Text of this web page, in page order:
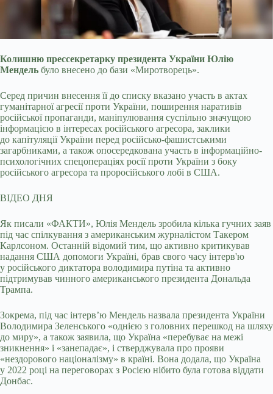
Колишню прессекретарку президента України Юлію
Мендель було внесено до бази «Миротворець».
Серед причин внесення її до списку вказано участь в актах
гуманітарної агресії проти України, поширення наративів
російської пропаганди, маніпулювання суспільно значущою
інформацією в інтересах російського агресора, заклики
до капітуляції України перед російсько-фашистськими
загарбниками, а також опосередкована участь в інформаційно-
психологічних спецопераціях росії проти України з боку
російського агресора та проросійського лобі в США.
ВІДЕО ДНЯ
Як писали «ФАКТИ», Юлія Мендель зробила кілька гучних заяв
під час спілкування з американським журналістом Такером
Карлсоном. Останній відомий тим, що активно критикував
надання США допомоги Україні, брав свого часу інтерв'ю
у російського диктатора володимира путіна та активно
підтримував чинного американського президента Дональда
Трампа.
Зокрема, під час інтерв’ю Мендель назвала президента України
Володимира Зеленського «однією з головних перешкод на шляху
до миру», а також заявила, що Україна «перебуває на межі
зникнення» і «занепадає», і стверджувала про прояви
«нездорового націоналізму» в країні. Вона додала, що Україна
у 2022 році на переговорах з Росією нібито була готова віддати
Донбас.